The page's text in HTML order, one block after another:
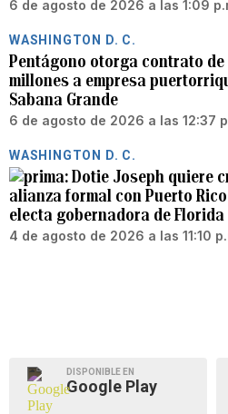
6 de agosto de 2026 a las 1:09
WASHINGTON D. C.
Pentágono otorga contrato
millones a empresa
Sabana Grande
6 de agosto de 2026 a las 12:37
WASHINGTON D. C.
Dotie Joseph quiere
alianza formal con Puerto
electa gobernadora de Florida
4 de agosto de 2026 a las 11:10
DISPONIBLE EN
Google Play